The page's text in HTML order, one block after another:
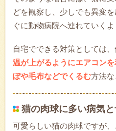
どを観察し、少しでも異変
ぐに動物病院へ連れていくよ
自宅でできる対策としては、
温が上がるようにエアコン
ぽや毛布などでくるむ方法な
猫の肉球に多い病気
可愛らしい猫の肉球ですが